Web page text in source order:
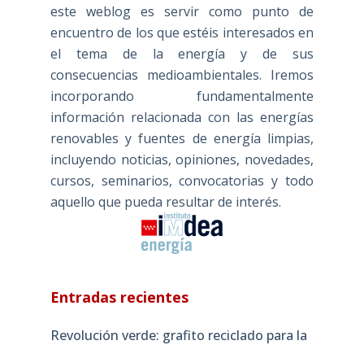
este weblog es servir como punto de
encuentro de los que estéis interesados en
el tema de la energía y de sus
consecuencias medioambientales. Iremos
incorporando fundamentalmente
información relacionada con las energías
renovables y fuentes de energía limpias,
incluyendo noticias, opiniones, novedades,
cursos, seminarios, convocatorias y todo
aquello que pueda resultar de interés.
Entradas recientes
Revolución verde: grafito reciclado para la